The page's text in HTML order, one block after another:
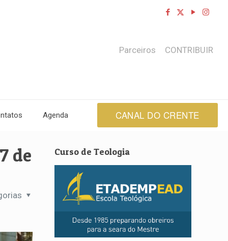
Agenda
Parceiros CONTRIBUIR
CANAL DO CRENTE
de Curso de Teologia